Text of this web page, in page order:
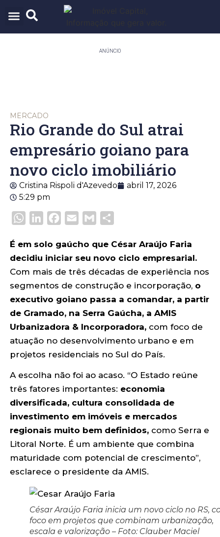
ANÚNCIO
MERCADO
Rio Grande do Sul atrai
empresário goiano para
novo ciclo imobiliário
Cristina Rispoli d'Azevedo
abril 17, 2026
5:29 pm
WhatsApp
LinkedInFacebook
Email Gmail
É em solo gaúcho que César Araújo Faria
decidiu iniciar seu novo ciclo empresarial.
Com mais de três décadas de experiência nos
segmentos de construção e incorporação, o
executivo goiano passa a comandar, a partir
de Gramado, na Serra Gaúcha, a AMIS
Urbanizadora & Incorporadora, com foco de
atuação no desenvolvimento urbano e em
projetos residenciais no Sul do País.
A escolha não foi ao acaso. “O Estado reúne
três fatores importantes: economia
diversificada, cultura consolidada de
investimento em imóveis e mercados
regionais muito bem definidos, como Serra e
Litoral Norte. É um ambiente que combina
maturidade com potencial de crescimento”,
esclarece o presidente da AMIS.
César Araújo Faria inicia um novo ciclo no RS,
foco em projetos que combinam urbanização,
escala e valorização – Foto: Clauber Maciel